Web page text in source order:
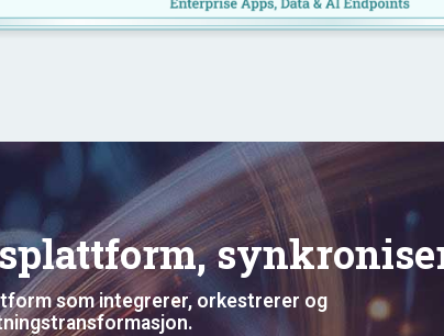
som integrerer, orkestrerer og